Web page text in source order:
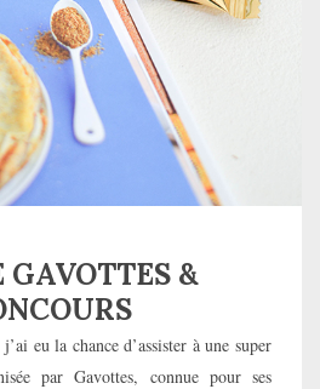
GAVOTTES &
eu la chance d’assister à une super
par Gavottes, connue pour ses